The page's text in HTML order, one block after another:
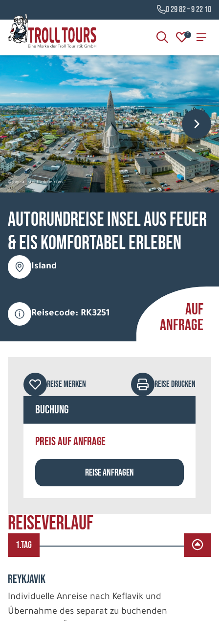
0 29 82 – 9 22 10
0
© ingusk - stock.adobe.com
Autorundreise Insel aus Feuer
& Eis komfortabel erleben
Island
Reisecode: RK3251
AUF
ANFRAGE
REISEVERLAUF
1.TAG
REYKJAVIK
Individuelle Anreise nach Keflavik und
Übernahme des separat zu buchenden
REISE MERKEN REISE DRUCKEN
Buchung
PREIS AUF ANFRAGE
REISE ANFRAGEN